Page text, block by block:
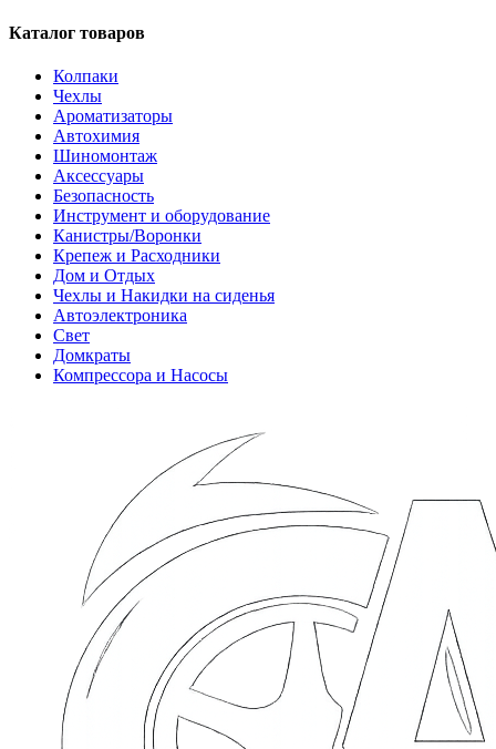
Каталог товаров
Колпаки
Чехлы
Ароматизаторы
Автохимия
Шиномонтаж
Аксессуары
Безопасность
Инструмент и оборудование
Канистры/Воронки
Крепеж и Расходники
Дом и Отдых
Чехлы и Накидки на сиденья
Автоэлектроника
Свет
Домкраты
Компрессора и Насосы